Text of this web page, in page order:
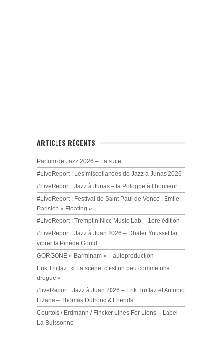
ARTICLES RÉCENTS
Parfum de Jazz 2026 – La suite…
#LiveReport : Les miscellanées de Jazz à Junas 2026
#LiveReport : Jazz à Junas – la Pologne à l’honneur
#LiveReport : Festival de Saint Paul de Vence : Emile
Parisien « Floating »
#LiveReport : Tremplin Nice Music Lab – 1ère édition
#LiveReport : Jazz à Juan 2026 – Dhafer Youssef fait
vibrer la Pinède Gould
GORGONE « Barminam » – autoproduction
Erik Truffaz : « La scène, c’est un peu comme une
drogue »
#liveReport : Jazz à Juan 2026 – Erik Truffaz et Antonio
Lizana – Thomas Dutronc & Friends
Courtois / Erdmann / Fincker Lines For Lions – Label
La Buissonne